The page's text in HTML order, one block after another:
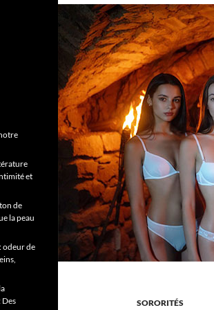
plaisir
de
SORORITÉS
et
de
la peau
odeur de